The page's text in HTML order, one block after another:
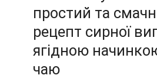
простий та
рецепт сирної
ягідною
чаю